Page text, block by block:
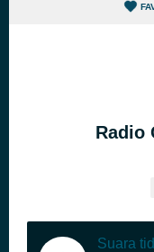
Radio
Suara